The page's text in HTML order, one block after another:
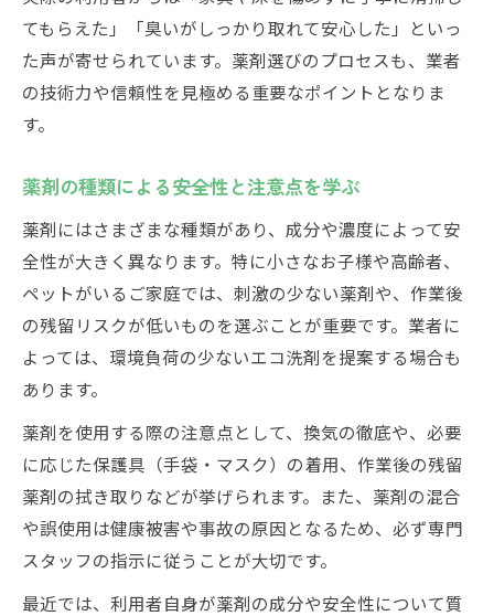
てもらえた」「臭いがしっかり取れて安心した」といっ
た声が寄せられています。薬剤選びのプロセスも、業者
の技術力や信頼性を見極める重要なポイントとなりま
す。
薬剤の種類による安全性と注意点を学ぶ
薬剤にはさまざまな種類があり、成分や濃度によって安
全性が大きく異なります。特に小さなお子様や高齢者、
ペットがいるご家庭では、刺激の少ない薬剤や、作業後
の残留リスクが低いものを選ぶことが重要です。業者に
よっては、環境負荷の少ないエコ洗剤を提案する場合も
あります。
薬剤を使用する際の注意点として、換気の徹底や、必要
に応じた保護具（手袋・マスク）の着用、作業後の残留
薬剤の拭き取りなどが挙げられます。また、薬剤の混合
や誤使用は健康被害や事故の原因となるため、必ず専門
スタッフの指示に従うことが大切です。
最近では、利用者自身が薬剤の成分や安全性について質